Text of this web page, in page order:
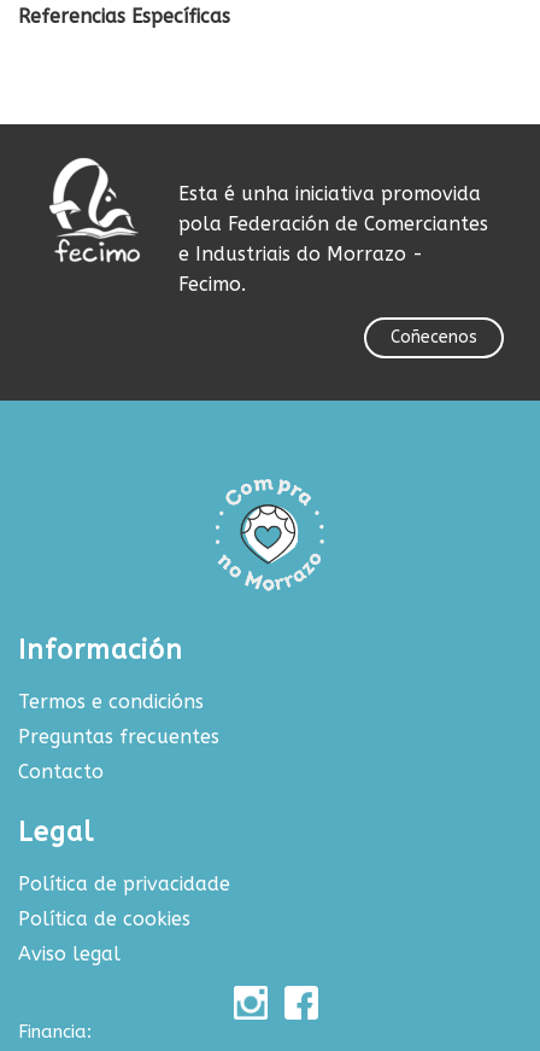
Referencias Específicas
Esta é unha iniciativa promovida
pola Federación de Comerciantes
e Industriais do Morrazo -
Fecimo.
Coñecenos
Información
Termos e condicións
Preguntas frecuentes
Contacto
Legal
Política de privacidade
Política de cookies
Aviso legal
Financia: